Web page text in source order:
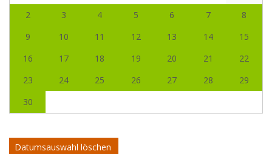
2
3 4 5 6 7
8
9
10 11 12 13 14
15
16
17 18 19 20 21
22
23
24 25 26 27 28
29
30
Datumsauswahl löschen